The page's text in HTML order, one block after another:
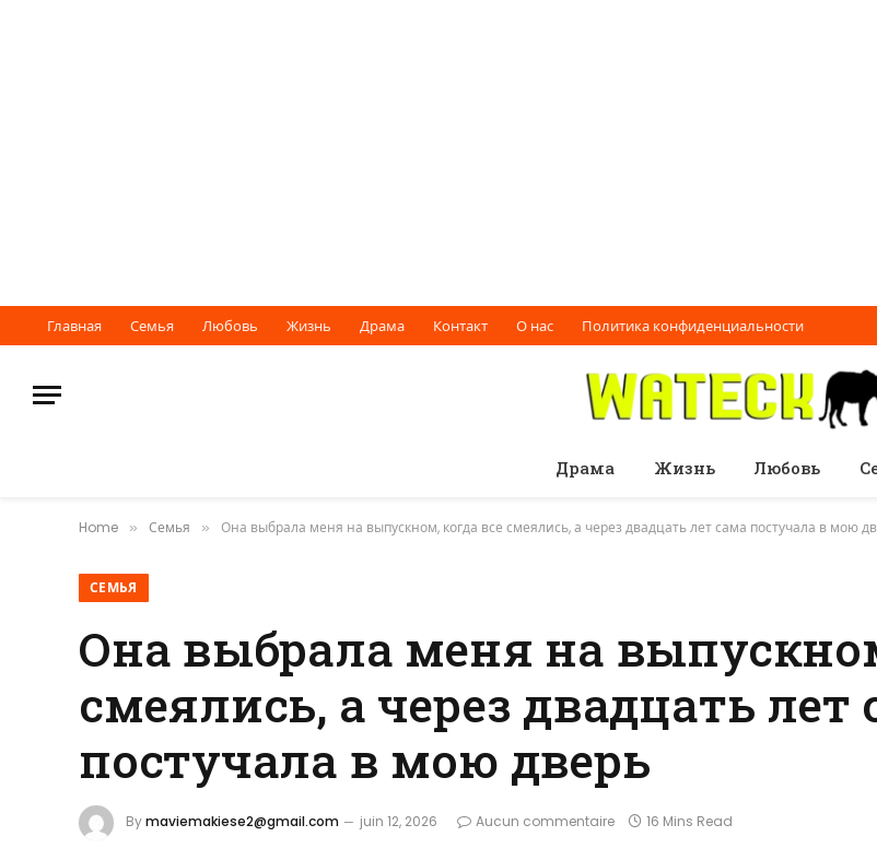
Главная Семья Любовь Жизнь Драма Контакт О нас Политика конфиденциальности
Драма Жизнь Любовь
Home » Семья » Она выбрала меня на выпускном, когда все смеялись, а через двадцать лет сама постучала в мою
СЕМЬЯ
Она выбрала меня на
смеялись, а через двадцать лет
постучала в мою дверь
Bymaviemakiese2@gmail.com juin 12, 2026 Aucun commentaire 16 Mins Read